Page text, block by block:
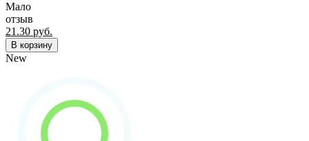
Мало
отзыв
21.30 руб.
В корзину
New